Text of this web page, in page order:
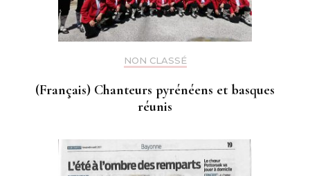
NON CLASSÉ
(Français) Chanteurs pyrénéens et basques
réunis